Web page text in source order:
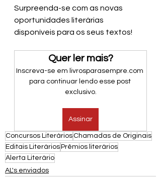
Surpreenda-se com as novas
oportunidades literárias
disponíveis para os seus textos!
Quer ler mais?
Inscreva-se em livrosparasempre.com
para continuar lendo esse post
exclusivo.
Assinar
Concursos Literários Chamadas de Originais
Editais Literários Prêmios literários
Alerta Literário
AL's enviados